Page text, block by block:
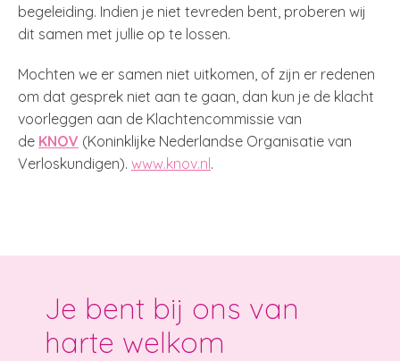
begeleiding. Indien je niet tevreden bent, proberen wij
dit samen met jullie op te lossen.
Mochten we er samen niet uitkomen, of zijn er redenen
om dat gesprek niet aan te gaan, dan kun je de klacht
voorleggen aan de Klachtencommissie van
de KNOV (Koninklijke Nederlandse Organisatie van
Verloskundigen). www.knov.nl .
Je bent bij ons van
harte welkom